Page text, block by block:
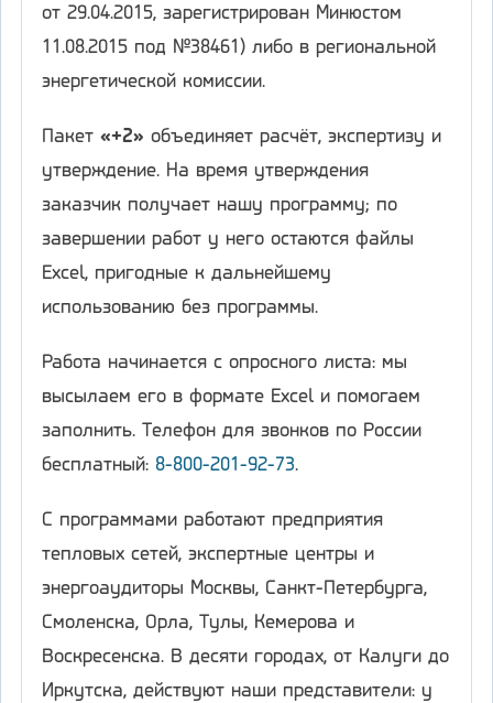
от 29.04.2015, зарегистрирован Минюстом
11.08.2015 под №38461) либо в региональной
энергетической комиссии.
Пакет «+2» объединяет расчёт, экспертизу и
утверждение. На время утверждения
заказчик получает нашу программу; по
завершении работ у него остаются файлы
Excel, пригодные к дальнейшему
использованию без программы.
Работа начинается с опросного листа: мы
высылаем его в формате Excel и помогаем
заполнить. Телефон для звонков по России
бесплатный: 8-800-201-92-73.
С программами работают предприятия
тепловых сетей, экспертные центры и
энергоаудиторы Москвы, Санкт-Петербурга,
Смоленска, Орла, Тулы, Кемерова и
Воскресенска. В десяти городах, от Калуги до
Иркутска, действуют наши представители: у